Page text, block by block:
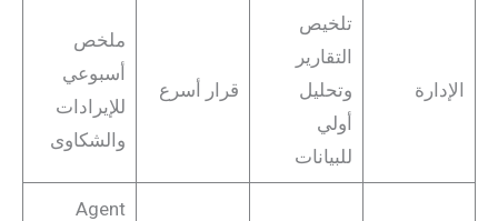
الإدارة
تلخيص
التقارير
وتحليل
أولي
للبيانات
قرار أسرع
ملخص
أسبوعي
للإيرادات
والشكاوى
Agent